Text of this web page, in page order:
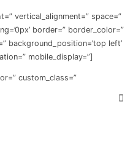
vertical_alignment=” space=”
border=” border_color=”
background_position=’top left’
mobile_display=”]
custom_class=”